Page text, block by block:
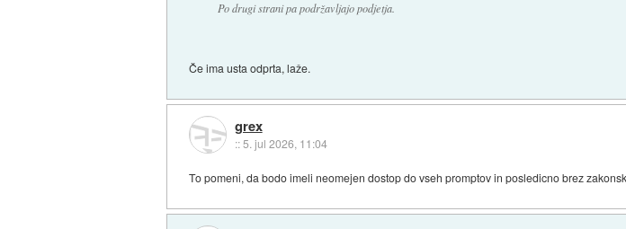
Po drugi strani pa podržavljajo podjetja.
Če ima usta odprta, laže.
grex
::5. jul 2026, 11:04
To pomeni, da bodo imeli neomejen dostop do vseh promptov in posledicno brez